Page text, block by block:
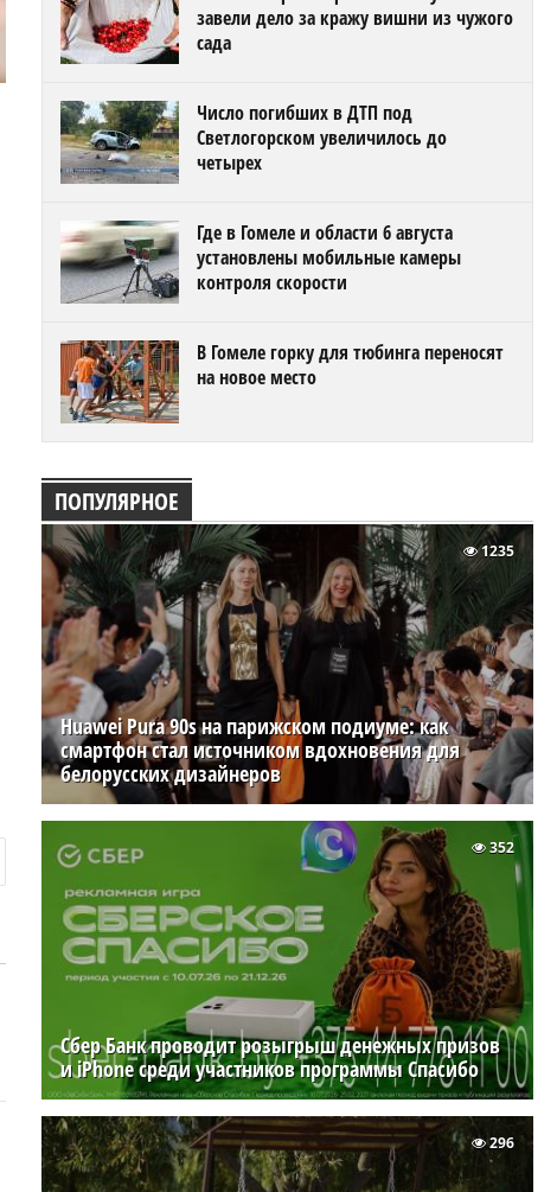
завели дело за кражу вишни из чужого
сада
Число погибших в ДТП под
Светлогорском увеличилось до
четырех
Где в Гомеле и области 6 августа
установлены мобильные камеры
контроля скорости
В Гомеле горку для тюбинга переносят
на новое место
ПОПУЛЯРНОЕ
Huawei Pura 90s на парижском подиуме: как
смартфон стал источником вдохновения для
белорусских дизайнеров
1235
Сбер Банк проводит розыгрыш денежных призов
и iPhone среди участников программы Спасибо
352
296